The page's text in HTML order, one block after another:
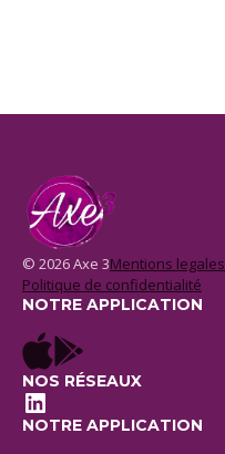
© 2026 Axe 3Mentions legales
Politique de confidentialité
NOTRE APPLICATION
NOS RÉSEAUX
LinkedIn
NOTRE APPLICATION